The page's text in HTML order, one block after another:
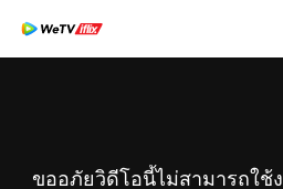
ขออภัยวิดีโอนี้ไม่สามารถใช้